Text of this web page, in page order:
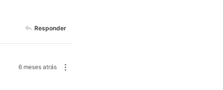
Responder
6 meses atrás